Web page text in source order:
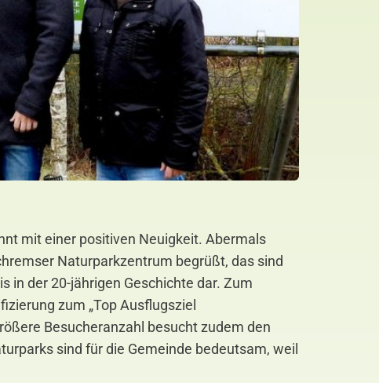
mit einer positiven Neuigkeit. Abermals
Naturparkzentrum begrüßt, das sind
in der 20-jährigen Geschichte dar. Zum
zum „Top Ausflugsziel
Besucheranzahl besucht zudem den
sind für die Gemeinde bedeutsam, weil